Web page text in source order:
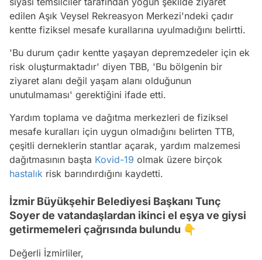
edilen Aşık Veysel Rekreasyon Merkezi'ndeki çadır
kentte fiziksel mesafe kurallarına uyulmadığını belirtti.
'Bu durum çadır kentte yaşayan depremzedeler için ek
risk oluşturmaktadır' diyen TBB, 'Bu bölgenin bir
ziyaret alanı değil yaşam alanı olduğunun
unutulmaması' gerektiğini ifade etti.
Yardım toplama ve dağıtma merkezleri de fiziksel
mesafe kuralları için uygun olmadığını belirten TTB,
çeşitli derneklerin stantlar açarak, yardım malzemesi
dağıtmasının başta Kovid-19 olmak üzere birçok
hastalık risk barındırdığını kaydetti.
İzmir Büyükşehir Belediyesi Başkanı Tunç
Soyer de vatandaşlardan ikinci el eşya ve giysi
getirmemeleri çağrısında bulundu 👇
Değerli İzmirliler,